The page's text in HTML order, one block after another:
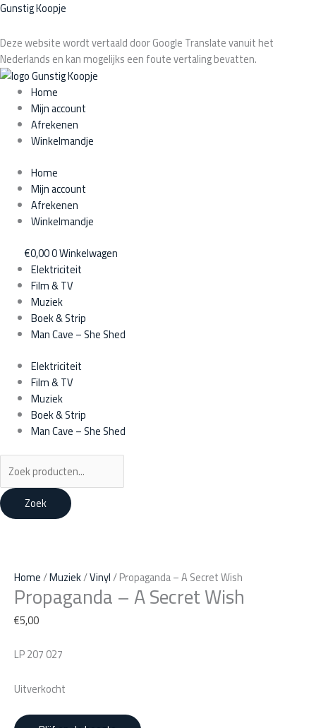
Ga
de
inhoud
Gunstig Koopje
Deze website wordt vertaald door Google Translate vanuit het
Nederlands en kan mogelijks een foute vertaling bevatten.
Home
Mijn account
Afrekenen
Winkelmandje
Home
Mijn account
Afrekenen
Winkelmandje
€0,000Winkelwagen
Elektriciteit
Film & TV
Muziek
Boek & Strip
Man Cave – She Shed
Elektriciteit
Film & TV
Muziek
Boek & Strip
Man Cave – She Shed
Producten
Zoek
Home/Muziek/Vinyl/ Propaganda – A Secret Wish
Propaganda – A Secret Wish
€5,00
LP 207 027
Uitverkocht
was:
€7,50.
is:
€7,00.